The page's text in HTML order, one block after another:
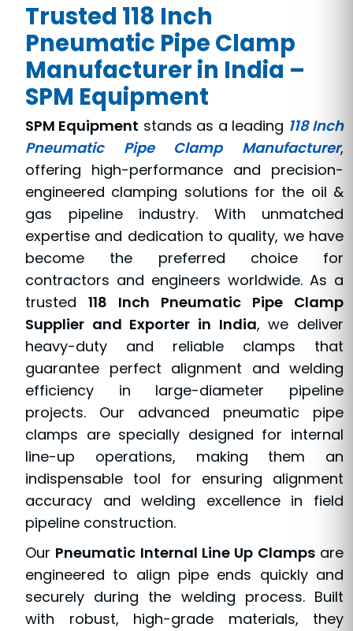
Trusted 118 Inch
Pneumatic Pipe Clamp
Manufacturer in India –
SPM Equipment
SPM Equipment stands as a leading 118 Inch
Pneumatic Pipe Clamp Manufacturer,
offering high-performance and precision-
engineered clamping solutions for the oil &
gas pipeline industry. With unmatched
expertise and dedication to quality, we have
become the preferred choice for
contractors and engineers worldwide. As a
trusted 118 Inch Pneumatic Pipe Clamp
Supplier and Exporter in India, we deliver
heavy-duty and reliable clamps that
guarantee perfect alignment and welding
efficiency in large-diameter pipeline
projects. Our advanced pneumatic pipe
clamps are specially designed for internal
line-up operations, making them an
indispensable tool for ensuring alignment
accuracy and welding excellence in field
pipeline construction.
Our Pneumatic Internal Line Up Clampsare
engineered to align pipe ends quickly and
securely during the welding process. Built
with robust, high-grade materials, they